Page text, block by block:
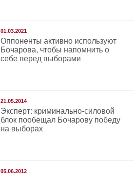
01.03.2021
Оппоненты активно используют
Бочарова, чтобы напомнить о
себе перед выборами
21.05.2014
Эксперт: криминально-силовой
блок пообещал Бочарову победу
на выборах
05.06.2012